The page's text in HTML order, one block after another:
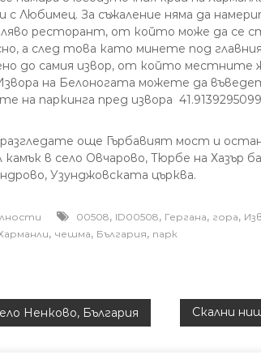
с Любимец. За съжаление няма да
ресторант, от който може да се
а след това като минете под
до самия извор, от който местните
на Белоногата можете да
на паркинга пред извора
още Гърбавият мост и
в село Овчарово, Тюрбе на Хазър
Узунджовската църква.
00508, ID00508, Гергана, гора,
, чешма, България, парк
Ненково, България Скални